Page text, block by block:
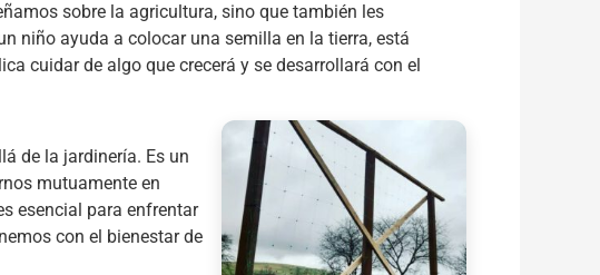
sobre la agricultura, sino que también les
niño ayuda a colocar una semilla en la tierra, está
cuidar de algo que crecerá y se desarrollará con el
de la jardinería. Es un
mutuamente en
esencial para enfrentar
con el bienestar de